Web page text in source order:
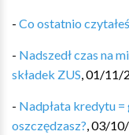
- Co ostatnio
- Nadszedł czas na
składek ZUS,01/11/
- Nadpłata kredytu =
oszczędzasz?,03/